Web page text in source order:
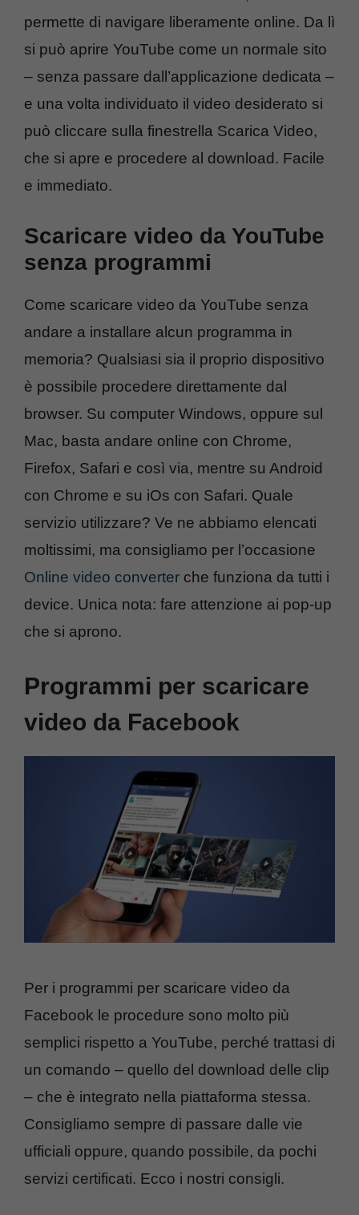
permette di navigare liberamente online. Da lì
si può aprire YouTube come un normale sito
– senza passare dall’applicazione dedicata –
e una volta individuato il video desiderato si
può cliccare sulla finestrella Scarica Video,
che si apre e procedere al download. Facile
e immediato.
Scaricare video da YouTube
senza programmi
Come scaricare video da YouTube senza
andare a installare alcun programma in
memoria? Qualsiasi sia il proprio dispositivo
è possibile procedere direttamente dal
browser. Su computer Windows, oppure sul
Mac, basta andare online con Chrome,
Firefox, Safari e così via, mentre su Android
con Chrome e su iOs con Safari. Quale
servizio utilizzare? Ve ne abbiamo elencati
moltissimi, ma consigliamo per l’occasione
Online video converter che funziona da tutti i
device. Unica nota: fare attenzione ai pop-up
che si aprono.
Programmi per scaricare
video da Facebook
Per i programmi per scaricare video da
Facebook le procedure sono molto più
semplici rispetto a YouTube, perché trattasi di
un comando – quello del download delle clip
– che è integrato nella piattaforma stessa.
Consigliamo sempre di passare dalle vie
ufficiali oppure, quando possibile, da pochi
servizi certificati. Ecco i nostri consigli.